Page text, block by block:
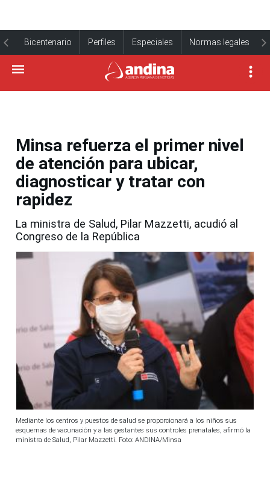
Bicentenario Perfiles Especiales Normas legales
Minsa refuerza el primer nivel
de atención para ubicar,
diagnosticar y tratar con
rapidez
La ministra de Salud, Pilar Mazzetti, acudió al
Congreso de la República
Mediante los centros y puestos de salud se proporcionará a los niños sus
esquemas de vacunación y a las gestantes sus controles prenatales, afirmó la
ministra de Salud, Pilar Mazzetti. Foto: ANDINA/Minsa